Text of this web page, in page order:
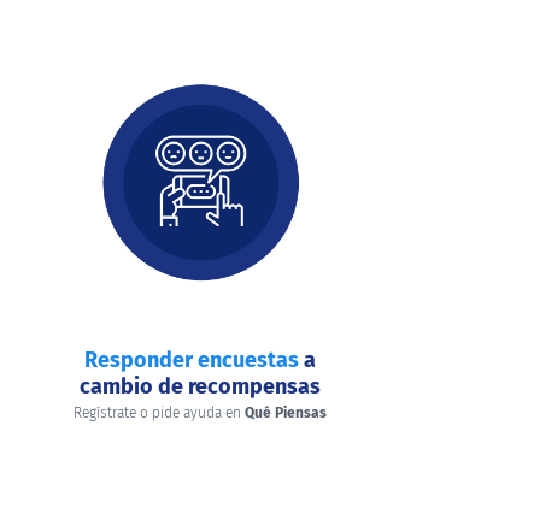
Responder encuestasa
cambio de recompensas
Regístrate o pide ayuda en Qué Piensas